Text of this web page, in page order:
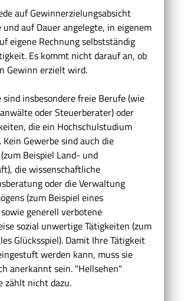
auf Gewinnerzielungsabsicht
auf Dauer angelegte, in eigenem
eigene Rechnung selbstständig
Es kommt nicht darauf an, ob
Gewinn erzielt wird.
sind insbesondere freie Berufe (wie
oder Steuerberater) oder
die ein Hochschulstudium
Gewerbe sind auch die
Beispiel Land- und
die wissenschaftliche
oder die Verwaltung
(zum Beispiel eines
generell verbotene
sozial unwertige Tätigkeiten (zum
Glücksspiel). Damit Ihre Tätigkeit
werden kann, muss sie
anerkannt sein. "Hellsehen"
zählt nicht dazu.